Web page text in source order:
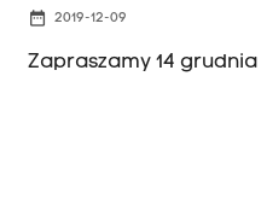
date_range 2019-12-09
Zapraszamy 14 grudnia